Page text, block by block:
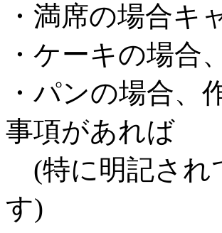
・満席の場合キ
・ケーキの場合
・パンの場合、
事項があれば
(特に明記され
す)